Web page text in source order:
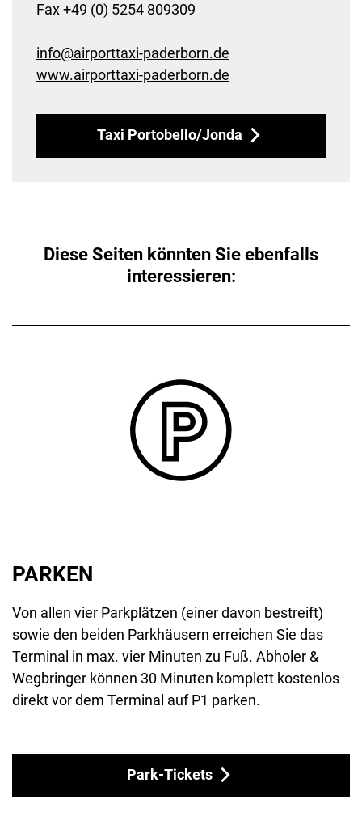
Fax +49 (0) 5254 809309
info@airporttaxi-paderborn.de
www.airporttaxi-paderborn.de
Taxi Portobello/Jonda
Diese Seiten könnten Sie ebenfalls
interessieren:
PARKEN
Von allen vier Parkplätzen (einer davon bestreift)
sowie den beiden Parkhäusern erreichen Sie das
Terminal in max. vier Minuten zu Fuß. Abholer &
Wegbringer können 30 Minuten komplett kostenlos
direkt vor dem Terminal auf P1 parken.
Park-Tickets